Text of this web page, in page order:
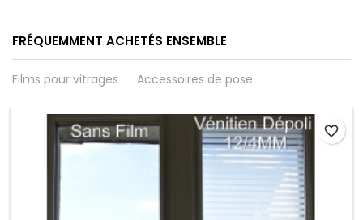
FRÉQUEMMENT ACHETÉS ENSEMBLE
Films pour vitrages Accessoires de pose
favorite_border